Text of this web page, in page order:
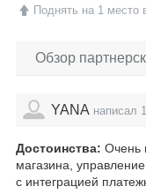
Поднять на 1 место
Обзор
YANA написал
Достоинства: Очень
магазина,
с интеграцией